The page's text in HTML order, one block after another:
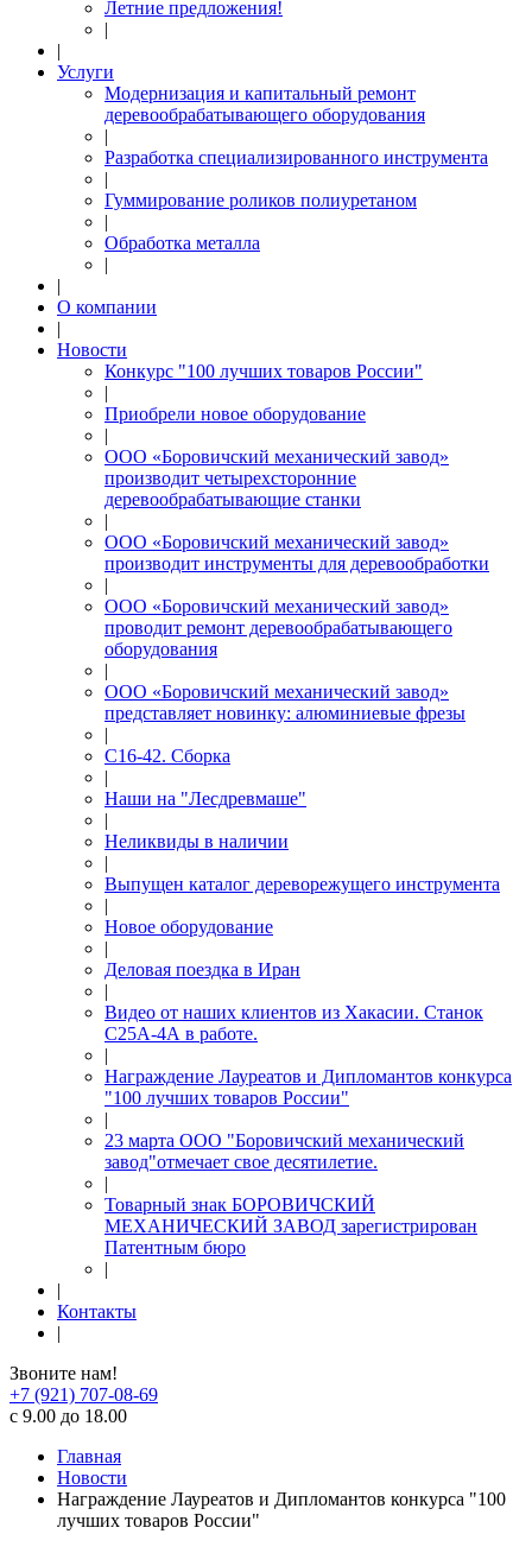
Летние предложения!
|
|
Услуги
Модернизация и капитальный ремонт
деревообрабатывающего оборудования
|
Разработка специализированного инструмента
|
Гуммирование роликов полиуретаном
|
Обработка металла
|
|
О компании
|
Новости
Конкурс "100 лучших товаров России"
|
Приобрели новое оборудование
|
ООО «Боровичский механический завод»
производит четырехсторонние
деревообрабатывающие станки
|
ООО «Боровичский механический завод»
производит инструменты для деревообработки
|
ООО «Боровичский механический завод»
проводит ремонт деревообрабатывающего
оборудования
|
ООО «Боровичский механический завод»
представляет новинку: алюминиевые фрезы
|
С16-42. Сборка
|
Наши на "Лесдревмаше"
|
Неликвиды в наличии
|
Выпущен каталог дереворежущего инструмента
|
Новое оборудование
|
Деловая поездка в Иран
|
Видео от наших клиентов из Хакасии. Станок
С25А-4А в работе.
|
Награждение Лауреатов и Дипломантов конкурса
"100 лучших товаров России"
|
23 марта ООО "Боровичский механический
завод"отмечает свое десятилетие.
|
Товарный знак БОРОВИЧСКИЙ
МЕХАНИЧЕСКИЙ ЗАВОД зарегистрирован
Патентным бюро
|
|
Контакты
|
Звоните нам!
+7 (921) 707-08-69
с 9.00 до 18.00
Главная
Новости
Награждение Лауреатов и Дипломантов конкурса "100
лучших товаров России"